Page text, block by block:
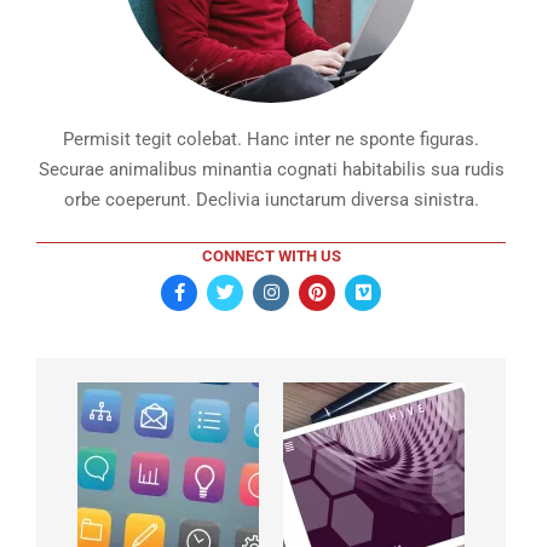
Permisit tegit colebat. Hanc inter ne sponte figuras.
Securae animalibus minantia cognati habitabilis sua rudis
orbe coeperunt. Declivia iunctarum diversa sinistra.
CONNECT WITH US